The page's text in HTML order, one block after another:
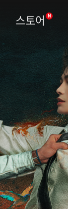
스토어 N